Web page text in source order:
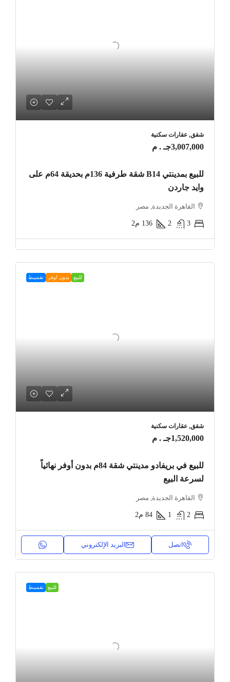
شقق, عقارات سكنية
3,007,000جـ . م
للبيع بمدينتي B14 شقة طرفية 136م بحديقة 64م على
وايد جاردن
القاهرة الجديدة, مصر
3
2
136 م2
للبيع بدون اوفر تقسيط
شقق, عقارات سكنية
1,520,000جـ . م
للبيع في بريفادو مدينتي شقة 84م بدون أوفر نهائياً
لسرعة البيع
القاهرة الجديدة, مصر
2
1
84 م2
اتصل البريد الإلكتروني
للبيع تقسيط